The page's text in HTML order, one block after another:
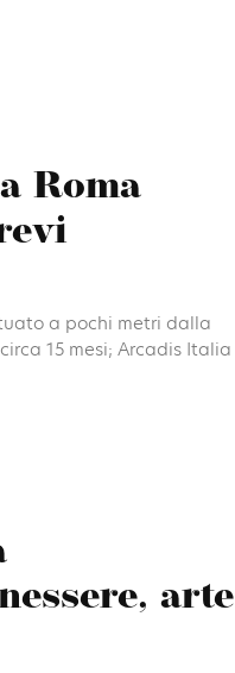
Roma
a pochi metri dalla
15 mesi; Arcadis Italia
arte